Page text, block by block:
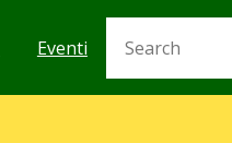
Eventi